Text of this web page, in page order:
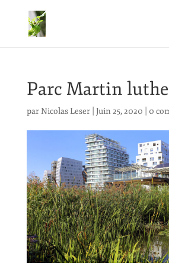
Parc Martin
parNicolas Leser| Juin 25, 2020 0